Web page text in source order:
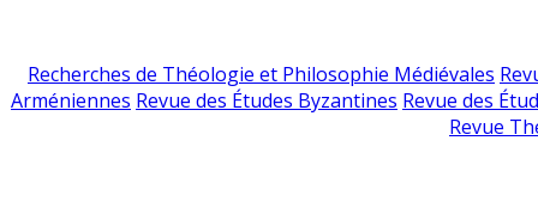
Recherches de Théologie et Philosophie Médiévales
Arméniennes Revue des Études Byzantines Revue des
Revue